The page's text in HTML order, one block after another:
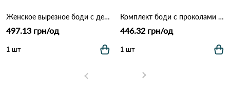
Женское вырезное боди с декоративными элементами Hons HN 004.
497.13 грн/од
1 шт
Комплект боди с проколами 1231 Черный
446.32 грн/од
1 шт